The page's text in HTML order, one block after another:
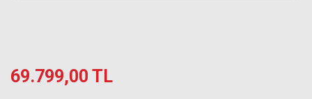
69.799,00 TL